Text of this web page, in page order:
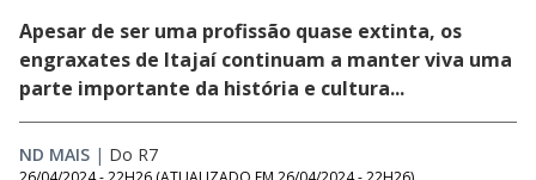
Apesar de ser uma profissão quase extinta, os
engraxates de Itajaí continuam a manter viva uma
parte importante da história e cultura...
ND MAIS | Do R7